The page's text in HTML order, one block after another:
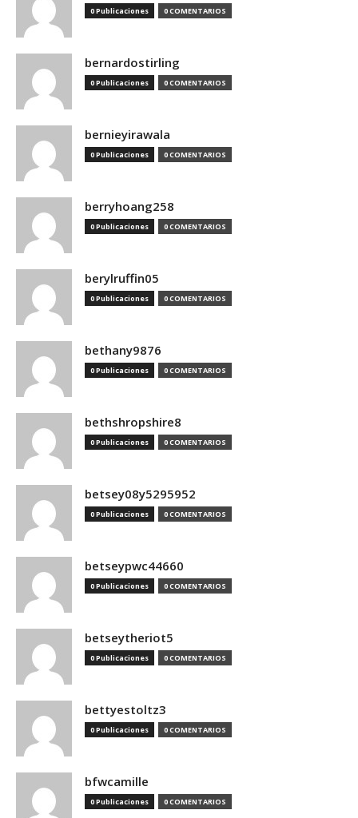
0 Publicaciones 0 COMENTARIOS
bernardostirling
0 Publicaciones 0 COMENTARIOS
bernieyirawala
0 Publicaciones 0 COMENTARIOS
berryhoang258
0 Publicaciones 0 COMENTARIOS
berylruffin05
0 Publicaciones 0 COMENTARIOS
bethany9876
0 Publicaciones 0 COMENTARIOS
bethshropshire8
0 Publicaciones 0 COMENTARIOS
betsey08y5295952
0 Publicaciones 0 COMENTARIOS
betseypwc44660
0 Publicaciones 0 COMENTARIOS
betseytheriot5
0 Publicaciones 0 COMENTARIOS
bettyestoltz3
0 Publicaciones 0 COMENTARIOS
bfwcamille
0 Publicaciones 0 COMENTARIOS